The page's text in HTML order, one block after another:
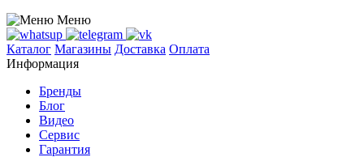
Меню
Каталог Магазины Доставка Оплата
Информация
Бренды
Блог
Видео
Сервис
Гарантия